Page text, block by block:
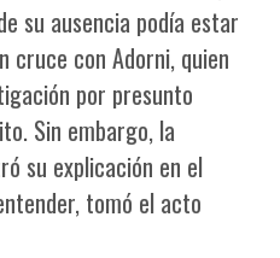
su ausencia podía estar
cruce con Adorni, quien
por presunto
Sin embargo, la
su explicación en el
tomó el acto